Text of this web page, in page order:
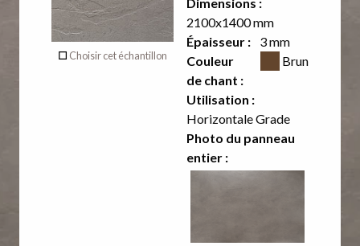
Verso
Choisir cet échantillon
2100x1400 mm
Épaisseur :
3 mm
Couleur
de chant :
Couleur CSS
Brun
Utilisation :
Horizontale Grade
Photo du panneau
entier :